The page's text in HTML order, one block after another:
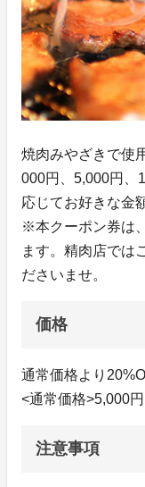
焼肉みやざきで使
000円、5,000円、
応じてお好きな金
※本クーポン券は
ます。精肉店では
ださいませ。
価格
通常価格より
<通常価格>5,000
注意事項